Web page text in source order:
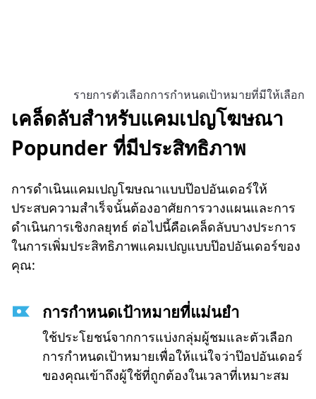
รายการตัวเลือกการกำหนดเป้าหมายที่มีให้เลือก
เคล็ดลับสำหรับแคมเปญโฆษณา
Popunder ที่มีประสิทธิภาพ
การดำเนินแคมเปญโฆษณาแบบป๊อปอันเดอร์ให้
ประสบความสำเร็จนั้นต้องอาศัยการวางแผนและการ
ดำเนินการเชิงกลยุทธ์ ต่อไปนี้คือเคล็ดลับบางประการ
ในการเพิ่มประสิทธิภาพแคมเปญแบบป๊อปอันเดอร์ของ
คุณ:
การกำหนดเป้าหมายที่แม่นยำ
ใช้ประโยชน์จากการแบ่งกลุ่มผู้ชมและตัวเลือก
การกำหนดเป้าหมายเพื่อให้แน่ใจว่าป๊อปอันเดอร์
ของคุณเข้าถึงผู้ใช้ที่ถูกต้องในเวลาที่เหมาะสม